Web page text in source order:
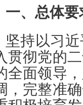
一、总体要
坚持以习
贯彻党的
全面领导
，完整准